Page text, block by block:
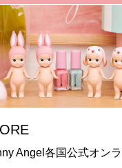
Angel各国公式オン